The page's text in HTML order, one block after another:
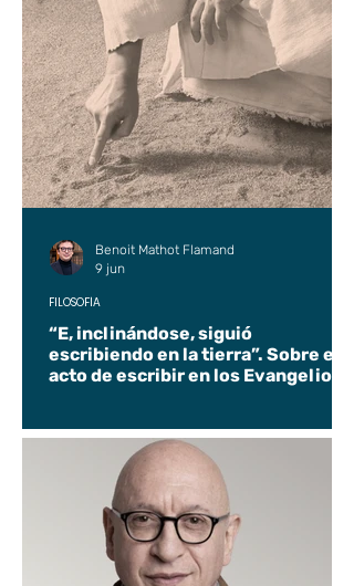
“E, inclinándose, siguió
escribiendo en la tierra”. Sobre el
acto de escribir en los Evangelios.
FILOSOFÍA
Benoit Mathot Flamand
9 jun